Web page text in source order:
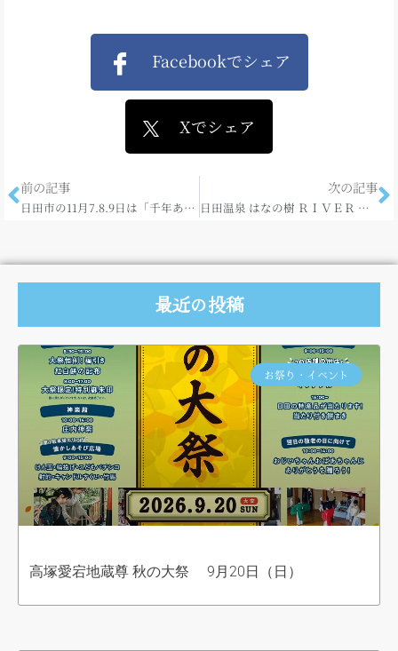
Facebookでシェア
Xでシェア
前の記事
日田市の11月7.8.9日は「千年あかり」
次の記事
日田温泉 はなの樹 ＲＩＶＥＲ ＴＥＲＲＡＣＥ
最近の投稿
お祭り・イベント
高塚愛宕地蔵尊 秋の大祭 9月20日（日）